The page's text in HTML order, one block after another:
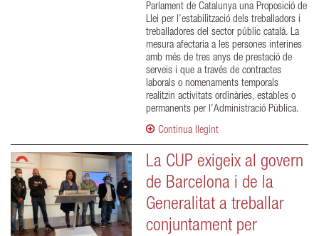
Parlament de Catalunya una Proposició de
Llei per l’estabilització dels treballadors i
treballadores del sector públic català. La
mesura afectaria a les persones interines
amb més de tres anys de prestació de
serveis i que a través de contractes
laborals o nomenaments temporals
realitzin activitats ordinàries, estables o
permanents per l’Administració Pública.
Continua llegint
La CUP exigeix al govern
de Barcelona i de la
Generalitat a treballar
conjuntament per